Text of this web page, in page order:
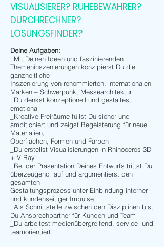
VISUALISIERER? RUHEBEWAHRER?
DURCHRECHNER?
LÖSUNGSFINDER?
Deine Aufgaben:
_Mit Deinen Ideen und faszinierenden
Themeninszenierungen konzipierst Du die
ganzheitliche
Inszenierung von renommierten, internationalen
Marken – Schwerpunkt Messearchitektur
_Du denkst konzeptionell und gestaltest
emotional
_Kreative Freiräume füllst Du sicher und
ambitioniert und zeigst Begeisterung für neue
Materialien,
Oberflächen, Formen und Farben
_Du erstellst Visualisierungen in Rhinoceros 3D
+ V-Ray
_Bei der Präsentation Deines Entwurfs trittst Du
überzeugend auf und argumentierst den
gesamten
Gestaltungsprozess unter Einbindung interner
und kundenseitiger Impulse
_Als Schnittstelle zwischen den Disziplinen bist
Du Ansprechpartner für Kunden und Team
_Du arbeitest medienübergreifend, service- und
teamorientiert